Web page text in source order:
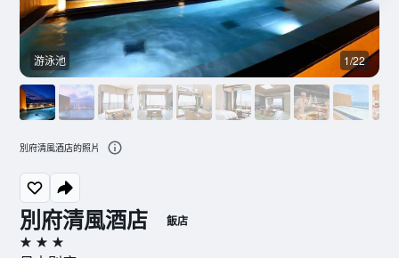
別府清風酒店 飯店
3星級
游泳池 1/22
別府清風酒店的照片